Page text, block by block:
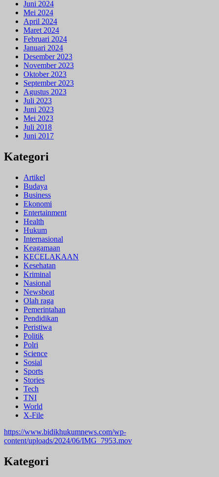
Juni 2024
Mei 2024
April 2024
Maret 2024
Februari 2024
Januari 2024
Desember 2023
November 2023
Oktober 2023
September 2023
Agustus 2023
Juli 2023
Juni 2023
Mei 2023
Juli 2018
Juni 2017
Kategori
Artikel
Budaya
Business
Ekonomi
Entertainment
Health
Hukum
Internasional
Keagamaan
KECELAKAAN
Kesehatan
Kriminal
Nasional
Newsbeat
Olah raga
Pemerintahan
Pendidikan
Peristiwa
Politik
Polri
Science
Sosial
Sports
Stories
Tech
TNI
World
X-File
https://www.bidikhukumnews.com/wp-
content/uploads/2024/06/IMG_7953.mov
Kategori